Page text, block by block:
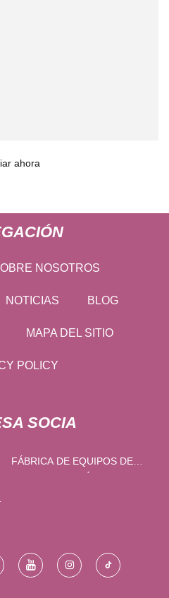
ahora
NOSOTROS
NOTICIAS BLOG
MAPA DEL SITIO
POLICY
SOCIA
FÁBRICA DE EQUIPOS DE